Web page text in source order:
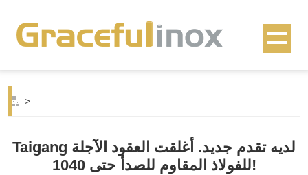
>
Taigang لديه تقدم جديد. أغلقت العقود الآجلة
للفولاذ المقاوم للصدأ حتى 1040!